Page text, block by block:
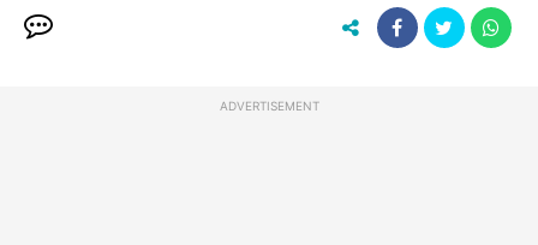
ADVERTISEMENT